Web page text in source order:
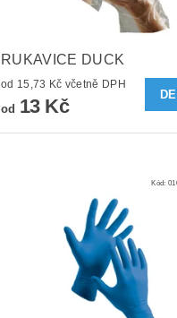
RUKAVICE DUCK
od 15,73 Kč včetně DPH
od 13 Kč
Kód: